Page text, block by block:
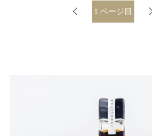
1 ページ目